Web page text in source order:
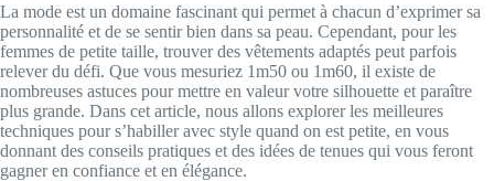
La mode est un domaine fascinant qui permet à chacun d’exprimer sa
personnalité et de se sentir bien dans sa peau. Cependant, pour les
femmes de petite taille, trouver des vêtements adaptés peut parfois
relever du défi. Que vous mesuriez 1m50 ou 1m60, il existe de
nombreuses astuces pour mettre en valeur votre silhouette et paraître
plus grande. Dans cet article, nous allons explorer les meilleures
techniques pour s’habiller avec style quand on est petite, en vous
donnant des conseils pratiques et des idées de tenues qui vous feront
gagner en confiance et en élégance.